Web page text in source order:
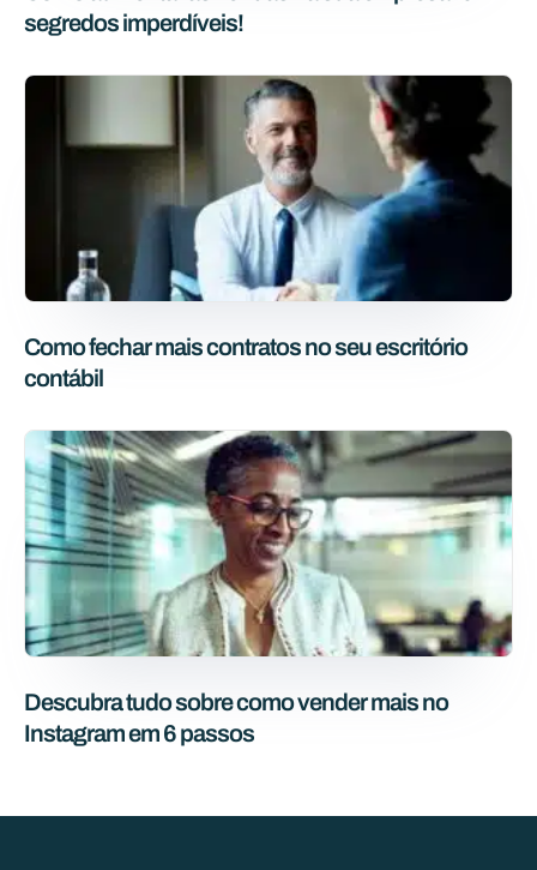
segredos imperdíveis!
Como fechar mais contratos no seu escritório
contábil
Descubra tudo sobre como vender mais no
Instagram em 6 passos